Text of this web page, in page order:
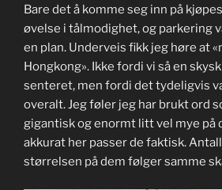
Bare det å komme seg inn på
øvelse i tålmodighet, og parkering
en plan. Underveis fikk jeg høre at
Hongkong». Ikke fordi vi så en
senteret, men fordi det tydeligvis
overalt. Jeg føler jeg har brukt ord
gigantisk og enormt litt vel mye på
akkurat her passer de faktisk.
størrelsen på dem følger samme